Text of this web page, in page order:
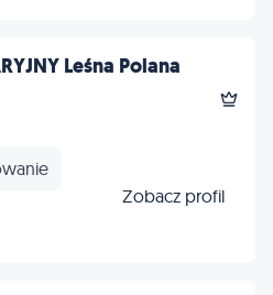
Leśna Polana
Zobacz profil